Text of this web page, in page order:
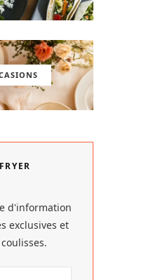
d'information
exclusives et